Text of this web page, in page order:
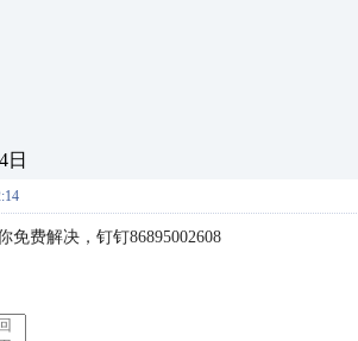
日
免费解决，钉钉86895002608